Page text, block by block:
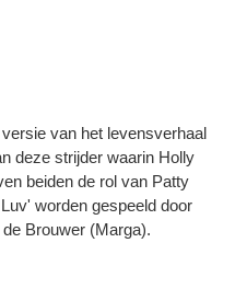
van het levensverhaal
deze strijder waarin Holly
beiden de rol van Patty
worden gespeeld door
Brouwer (Marga).